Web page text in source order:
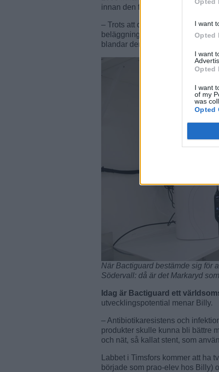
I want
Opted
I want
Opted
I want
of my
was
Opted
innan den fick lov att användas
– Trots att det har gått 30 år är
beläggning. Det är som Coca-
blandar dem som gör skillnaden.
När Bactiguard bestämde sig för
Södervall: då är det Markaryd
Idag är Bactiguard ett
utvecklingspotential menar Billy.
– Antibiotikaresistens och
produkter skulle kunna bli bättre
och nät, så kallat stent, som
Labbet i Timsfors kommer att ha
började som prao-elev hos Billy)